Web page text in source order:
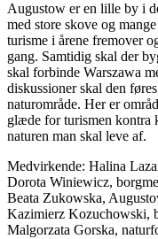
Augustow er en lille by i
med store skove og
turisme i årene fremover
gang. Samtidig skal der
skal forbinde Warszawa
diskussioner skal den
naturområde. Her er
glæde for turismen kontra
naturen man skal leve af.
Medvirkende: Halina
Dorota Winiewicz,
Beata Zukowska,
Kazimierz Kozuchowski,
Malgorzata Gorska,